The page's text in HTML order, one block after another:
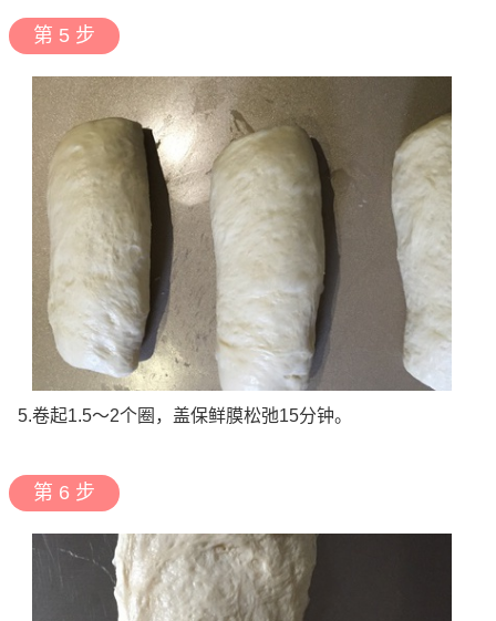
第 5 步
5.卷起1.5～2个圈，盖保鲜膜松弛15分钟。
第 6 步